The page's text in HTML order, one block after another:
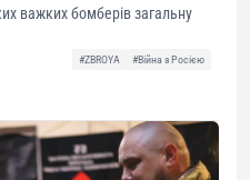
важких бомберів загальну
#ZBROYA
#Війна з Росією